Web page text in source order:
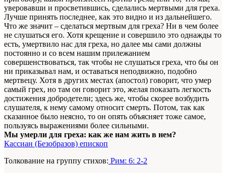
уверовавши и просветившись, сделались мертвыми для греха.
Лучше принять последнее, как это видно и из дальнейшего.
Что же значит – сделаться мертвым для греха? Ни в чем более
не слушаться его. Хотя крещение и совершило это однажды то
есть, умертвило нас для греха, но далее мы сами должны
постоянно и со всем нашим прилежанием
совершенствоваться, так чтобы не слушаться греха, что бы он
ни приказывал нам, и оставаться неподвижно, подобно
мертвецу. Хотя в других местах (апостол) говорит, что умер
самый грех, но там он говорит это, желая показать легкость
достижения добродетели; здесь же, чтобы скорее возбудить
слушателя, к нему самому относит смерть. Потом, так как
сказанное было неясно, то он опять объясняет тоже самое,
пользуясь выражениями более сильными.
Мы умерли для греха: как же нам жить в нем?
Кассиан (Безобразов) епископ
Толкование на группу стихов: Рим: 6: 2-2